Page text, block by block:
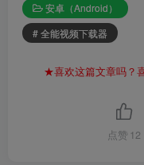
安卓（Android）
# 全能视频下载器
★喜欢这篇文章吗？
点赞 12